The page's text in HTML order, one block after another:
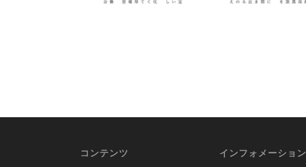
コンテンツ インフォメーション